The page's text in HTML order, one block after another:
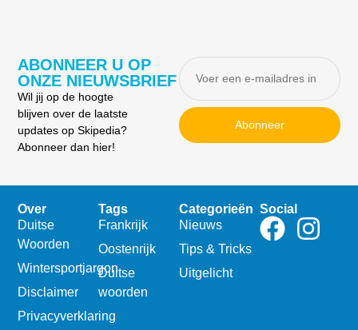
ABONNEER U OP
ONZE NIEUWSBRIEF
Wil jij op de hoogte
blijven over de laatste
updates op Skipedia?
Abonneer dan hier!
Abonneer
Over
Duitse
Woorden
Wintersportjargon
Disclaimer
Privacyverklaring
Tags
Frankrijk
Oostenrijk
Duitse
woorden
Categorieën
Nieuws
Tips & Tricks
Uitgelicht
Social